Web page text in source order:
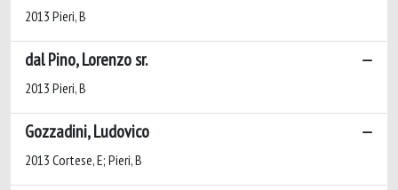
2013 Pieri, B
dal Pino, Lorenzo sr.
2013 Pieri, B
Gozzadini, Ludovico
2013 Cortese, E; Pieri, B